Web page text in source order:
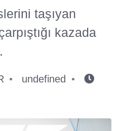
taşıyan
kazada
undefined